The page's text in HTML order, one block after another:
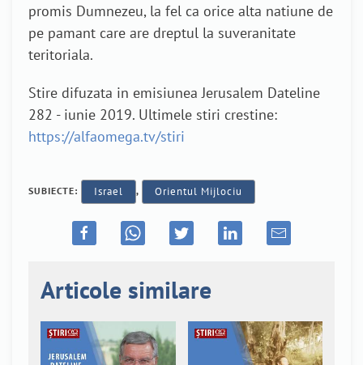
promis Dumnezeu, la fel ca orice alta natiune de
pe pamant care are dreptul la suveranitate
teritoriala.
Stire difuzata in emisiunea Jerusalem Dateline
282 - iunie 2019. Ultimele stiri crestine:
https://alfaomega.tv/stiri
SUBIECTE: Israel , Orientul Mijlociu
Articole similare